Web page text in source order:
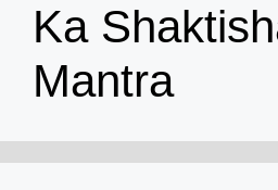
Ka
Mantra